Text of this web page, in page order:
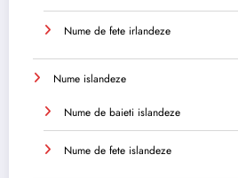
Nume de fete irlandeze
Nume islandeze
Nume de baieti islandeze
Nume de fete islandeze